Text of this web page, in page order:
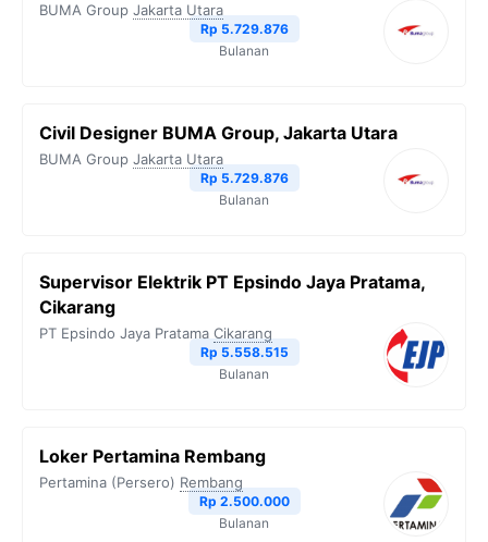
BUMA Group Jakarta Utara
Rp 5.729.876
Bulanan
Civil Designer BUMA Group, Jakarta Utara
BUMA Group Jakarta Utara
Rp 5.729.876
Bulanan
Supervisor Elektrik PT Epsindo Jaya Pratama,
Cikarang
PT Epsindo Jaya Pratama Cikarang
Rp 5.558.515
Bulanan
Loker Pertamina Rembang
Pertamina (Persero) Rembang
Rp 2.500.000
Bulanan